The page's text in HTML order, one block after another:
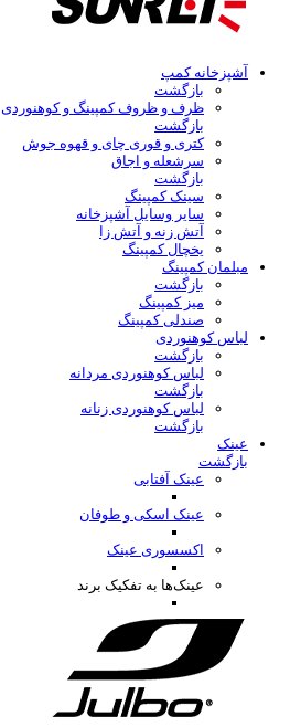
آشپزخانه کمپ
بازگشت
ظرف و ظروف کمپینگ و کوهنوردی
بازگشت
کتری و قوری چای و قهوه جوش
سرشعله و اجاق
بازگشت
سینک کمپینگ
سایر وسایل آشپزخانه
آتش زنه و آتش زا
یخچال کمپینگ
مبلمان کمپینگ
بازگشت
میز کمپینگ
صندلی کمپینگ
لباس کوهنوردی
بازگشت
لباس کوهنوردی مردانه
بازگشت
لباس کوهنوردی زنانه
بازگشت
عینک
بازگشت
عینک آفتابی
عینک اسکی و طوفان
اکسسوری عینک
عینک‌ها به تفکیک برند